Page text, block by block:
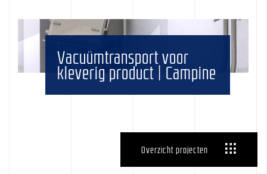
Vacuümtransport voor
kleverig product | Campine
Overzicht projecten